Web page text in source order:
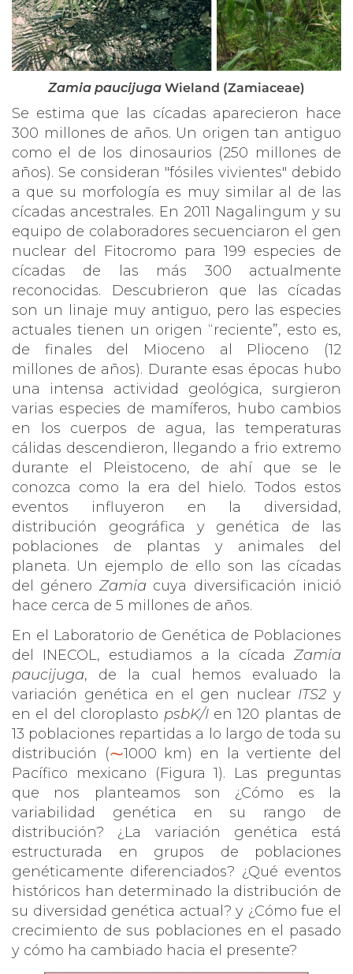
Zamia paucijuga Wieland (Zamiaceae)
Se estima que las cícadas aparecieron hace
300 millones de años. Un origen tan antiguo
como el de los dinosaurios (250 millones de
años). Se consideran "fósiles vivientes" debido
a que su morfología es muy similar al de las
cícadas ancestrales. En 2011 Nagalingum y su
equipo de colaboradores secuenciaron el gen
nuclear del Fitocromo para 199 especies de
cícadas de las más 300 actualmente
reconocidas. Descubrieron que las cícadas
son un linaje muy antiguo, pero las especies
actuales tienen un origen “reciente”, esto es,
de finales del Mioceno al Plioceno (12
millones de años). Durante esas épocas hubo
una intensa actividad geológica, surgieron
varias especies de mamíferos, hubo cambios
en los cuerpos de agua, las temperaturas
cálidas descendieron, llegando a frio extremo
durante el Pleistoceno, de ahí que se le
conozca como la era del hielo. Todos estos
eventos influyeron en la diversidad,
distribución geográfica y genética de las
poblaciones de plantas y animales del
planeta. Un ejemplo de ello son las cícadas
del género Zamia cuya diversificación inició
hace cerca de 5 millones de años.
En el Laboratorio de Genética de Poblaciones
del INECOL, estudiamos a la cícada Zamia
paucijuga, de la cual hemos evaluado la
variación genética en el gen nuclear ITS2 y
en el del cloroplasto psbK/Ien 120 plantas de
13 poblaciones repartidas a lo largo de toda su
distribución (⁓1000 km) en la vertiente del
Pacífico mexicano (Figura 1). Las preguntas
que nos planteamos son ¿Cómo es la
variabilidad genética en su rango de
distribución? ¿La variación genética está
estructurada en grupos de poblaciones
genéticamente diferenciados? ¿Qué eventos
históricos han determinado la distribución de
su diversidad genética actual? y ¿Cómo fue el
crecimiento de sus poblaciones en el pasado
y cómo ha cambiado hacia el presente?